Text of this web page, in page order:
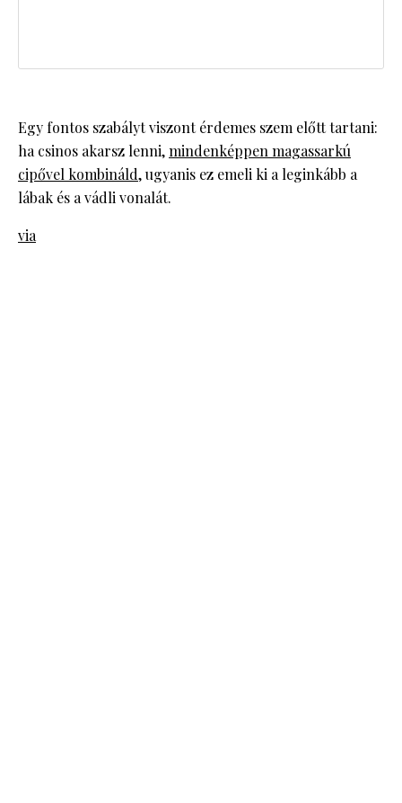
Egy fontos szabályt viszont érdemes szem előtt tartani:
ha csinos akarsz lenni,mindenképpen magassarkú
cipővel kombináld, ugyanis ez emeli ki a leginkább a
lábak és a vádli vonalát.
via